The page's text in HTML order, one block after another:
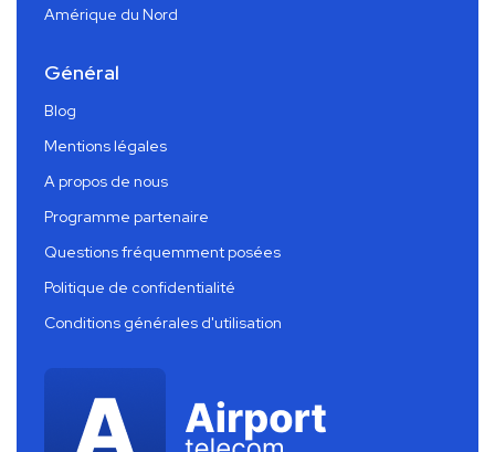
Amérique du Nord
Général
Blog
Mentions légales
A propos de nous
Programme partenaire
Questions fréquemment posées
Politique de confidentialité
Conditions générales d'utilisation